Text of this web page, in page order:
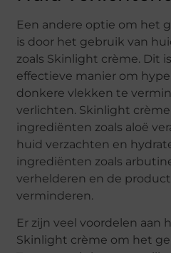
Een andere optie om het
is door het gebruik van
zoals Skinlight crème. Dit
effectieve manier om
donkere vlekken te
verlichten. Skinlight
ingrediënten zoals aloë
huid verzachten en
ingrediënten zoals
verhelderen en de
verminderen.
Er zijn veel voordelen aan
Skinlight crème om het